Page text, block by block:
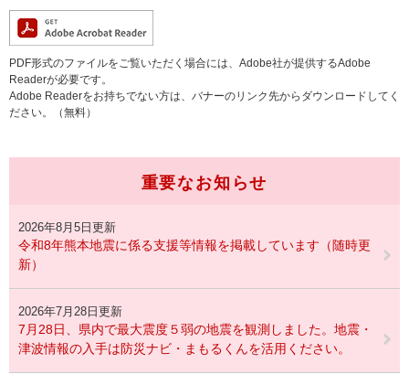
PDF形式のファイルをご覧いただく場合には、Adobe社が提供するAdobe
Readerが必要です。
Adobe Readerをお持ちでない方は、バナーのリンク先からダウンロードしてく
ださい。（無料）
重要なお知らせ
2026年8月5日更新
令和8年熊本地震に係る支援等情報を掲載しています（随時更
新）
2026年7月28日更新
7月28日、県内で最大震度５弱の地震を観測しました。地震・
津波情報の入手は防災ナビ・まもるくんを活用ください。